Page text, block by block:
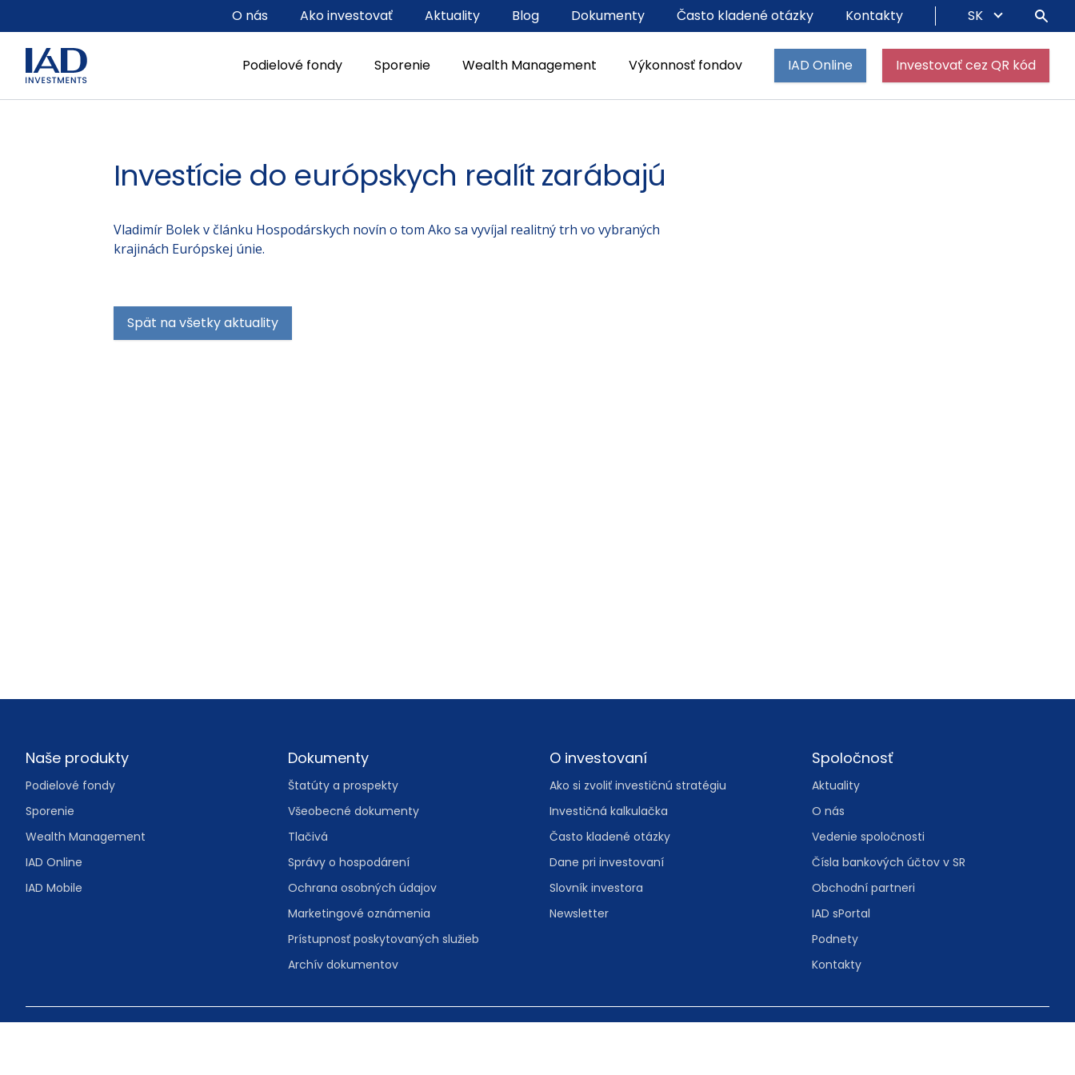
Podielové fondy Sporenie Wealth Management Výkonnosť fondov IAD Online Investovať cez QR kód
O nás Ako investovať Aktuality Blog Dokumenty Často kladené otázky Kontakty SK
Investície do európskych realít zarábajú
Vladimír Bolek v článku Hospodárskych novín o tom Ako sa vyvíjal realitný trh vo vybraných
krajinách Európskej únie.
Spät na všetky aktuality
Footer
Naše produkty
Podielové fondy
Sporenie
Wealth Management
IAD Online
IAD Mobile
Dokumenty
Štatúty a prospekty
Všeobecné dokumenty
Tlačivá
Správy o hospodárení
Ochrana osobných údajov
Marketingové oznámenia
Prístupnosť poskytovaných služieb
Archív dokumentov
O investovaní
Ako si zvoliť investičnú stratégiu
Investičná kalkulačka
Často kladené otázky
Dane pri investovaní
Slovník investora
Newsletter
Spoločnosť
Aktuality
O nás
Vedenie spoločnosti
Čísla bankových účtov v SR
Obchodní partneri
IAD sPortal
Podnety
Kontakty